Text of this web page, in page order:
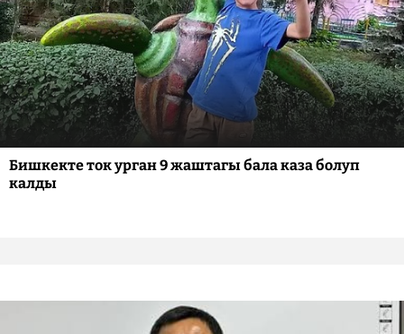
Бишкекте ток урган 9 жаштагы бала каза болуп
калды